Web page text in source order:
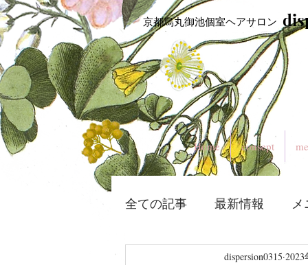
​ 京都烏丸御池個室ヘアサロン
Home consept
全ての記事 最新情報
dispersion0315